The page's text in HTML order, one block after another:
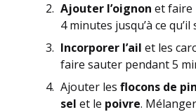
Ajouter l’oignon et faire
4 minutes jusqu’à ce
Incorporer l’ail et les
faire sauter pendant 5
Ajouter les flocons de
sel et le poivre.